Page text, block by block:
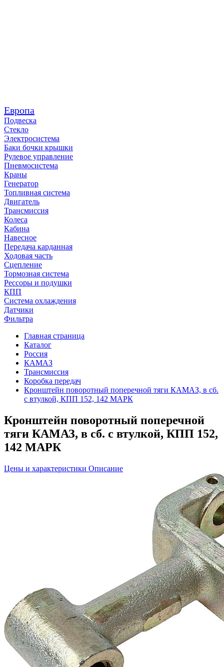
Европа
Подвеска
Стекло
Электросистема
Баки бочки крышки
Рулевое управление
Пневмосистема
Краны
Генератор
Топливная система
Двигатель
Трансмиссия
Колеса
Кабина
Навесное
Передача карданная
Ходовая часть
Сцепление
Тормозная система
Рессоры и подушки
КПП
Система охлаждения
Датчики
Фильтра
Главная страница
Каталог
Россия
КАМАЗ
Трансмиссия
Коробка передач
Кронштейн поворотный поперечной тяги КАМАЗ, в сб.
с втулкой, КПП 152, 142 МАРК
Кронштейн поворотный поперечной
тяги КАМАЗ, в сб. с втулкой, КПП 152,
142 МАРК
Цены и характеристики Описание